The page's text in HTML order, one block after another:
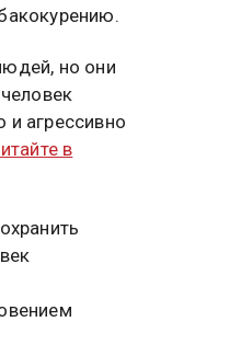
но они
агрессивно
в